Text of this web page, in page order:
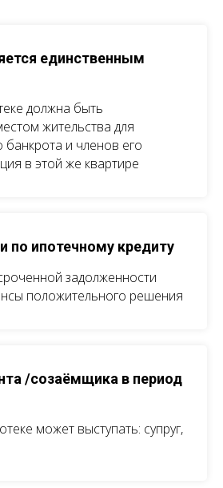
единственным
должна быть
жительства для
банкрота и членов его
в этой же квартире
по ипотечному кредиту
задолженности
положительного решения
/созаёмщика в период
может выступать: супруг,